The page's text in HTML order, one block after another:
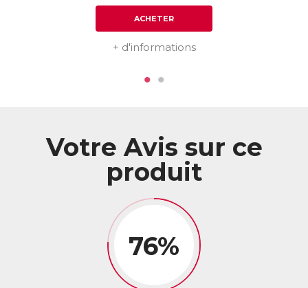
ACHETER
+ d'informations
Votre Avis sur ce
produit
76%